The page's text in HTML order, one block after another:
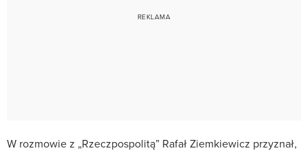
W rozmowie z „Rzeczpospolitą” Rafał Ziemkiewicz przyznał,